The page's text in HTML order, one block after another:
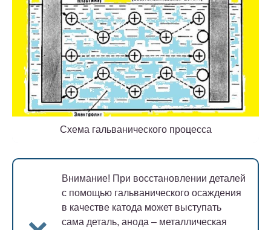
Схема гальванического процесса
Внимание! При восстановлении деталей
с помощью гальванического осаждения
в качестве катода может выступать
сама деталь, анода – металлическая